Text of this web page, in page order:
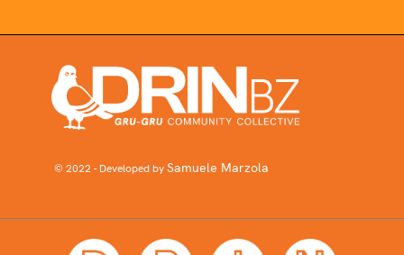
© 2022 - Developed bySamuele Marzola